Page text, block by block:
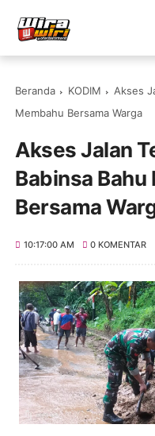
Beranda KODIM
Akses
Membahu Bersama Warga
Akses Jalan
Babinsa
Bersama
10:17:00 AM 0 KOMENTAR